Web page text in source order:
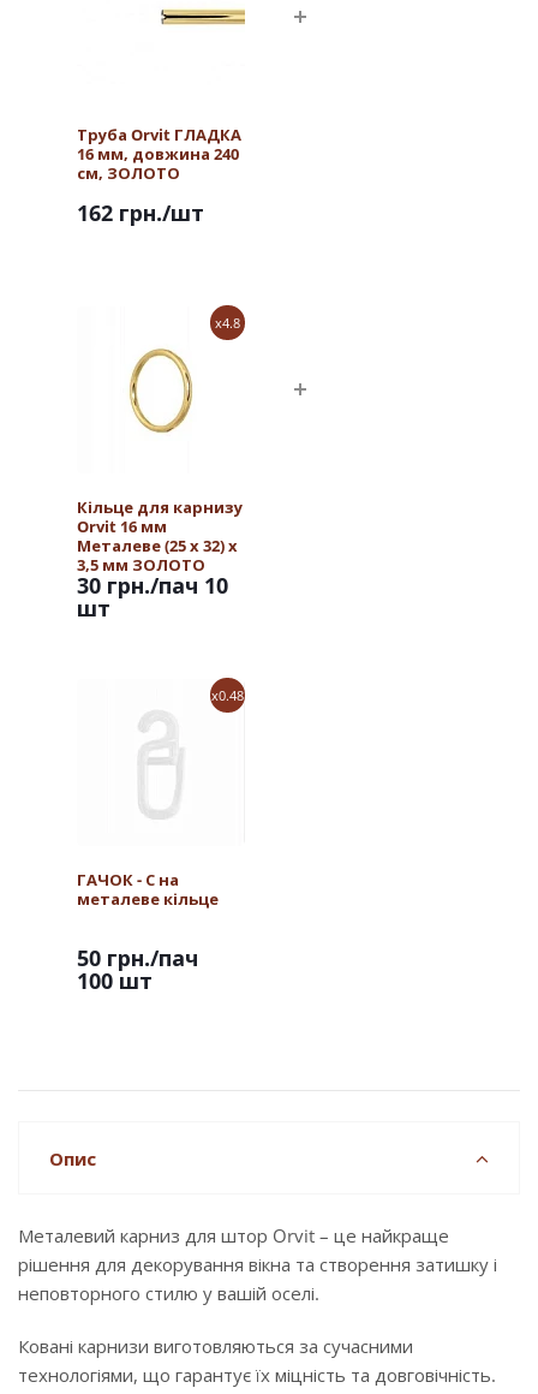
Труба Orvit ГЛАДКА
16 мм, довжина 240
см, ЗОЛОТО
162 грн./шт
x4.8
Кільце для карнизу
Orvit 16 мм
Металеве (25 х 32) х
3,5 мм ЗОЛОТО
30 грн./пач 10
шт
x0.48
ГАЧОК - С на
металеве кільце
50 грн./пач
100 шт
Опис
Металевий карниз для штор Orvit – це найкраще
рішення для декорування вікна та створення затишку і
неповторного стилю у вашій оселі.
Ковані карнизи виготовляються за сучасними
технологіями, що гарантує їх міцність та довговічність.